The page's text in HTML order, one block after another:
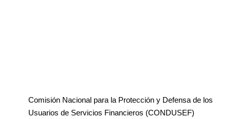
Comisión Nacional para la Protección y Defensa de los
Usuarios de Servicios Financieros (CONDUSEF)